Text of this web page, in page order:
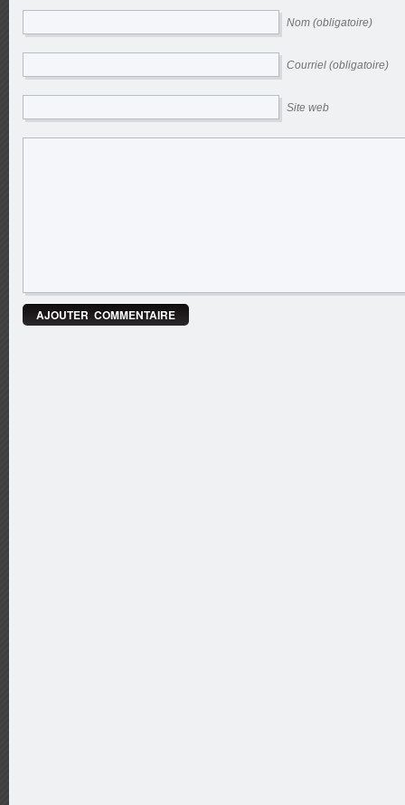
Nom (obligatoire)
Courriel (obligatoire)
Site web